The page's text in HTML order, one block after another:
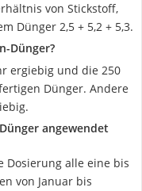
von Stickstoff,
Dünger 2,5 + 5,2 + 5,3.
Dünger?
ergiebig und die 250
Dünger. Andere
angewendet
Dosierung alle eine bis
von Januar bis